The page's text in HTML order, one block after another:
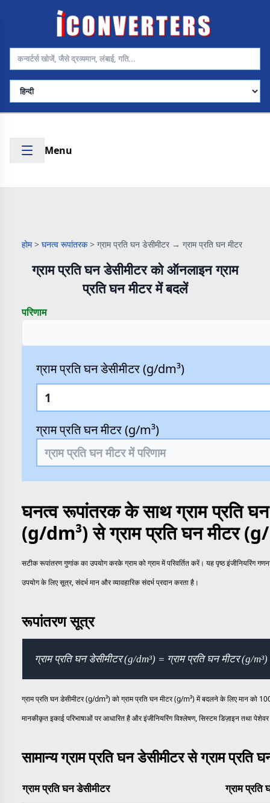
भाषा चुनें
Menu
होम > घनत्व रूपांतरक > ग्राम प्रति घन डेसीमीटर → ग्राम प्रति घन मीटर
ग्राम प्रति घन डेसीमीटर को ऑनलाइन ग्राम
प्रति घन मीटर में बदलें
परिणाम
ग्राम प्रति घन डेसीमीटर (g/dm³)
ग्राम प्रति घन मीटर (g/m³)
घनत्व रूपांतरक के साथ ग्राम प्रति
(g/dm³) से ग्राम प्रति घन मीटर
सटीक रूपांतरण गुणांक का उपयोग करके ग्राम को ग्राम में परिवर्तित करें। यह पृष्ठ इंजीनियरिंग
उपयोग के लिए सूत्र, संदर्भ मान और व्यावहारिक संदर्भ प्रदान करता है।
रूपांतरण सूत्र
ग्राम प्रति घन डेसीमीटर (g/dm³) = ग्राम प्रति घन मीटर (g/
ग्राम प्रति घन डेसीमीटर (g/dm³) को ग्राम प्रति घन मीटर (g/m³) में बदलने के लिए मान को
मानकीकृत इकाई परिभाषाओं पर आधारित है और इंजीनियरिंग विश्लेषण, सिस्टम डिज़ाइन तथा
सामान्य ग्राम प्रति घन डेसीमीटर से ग्राम प्रति
ग्राम प्रति घन डेसीमीटर ग्राम प्रति